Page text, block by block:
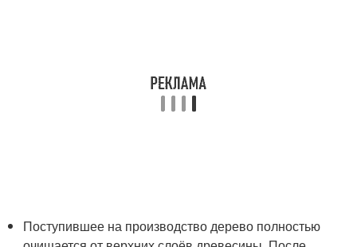
Поступившее на производство дерево полностью